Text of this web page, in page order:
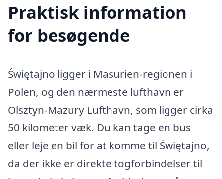
Praktisk information
for besøgende
Świętajno ligger i Masurien-regionen i
Polen, og den nærmeste lufthavn er
Olsztyn-Mazury Lufthavn, som ligger cirka
50 kilometer væk. Du kan tage en bus
eller leje en bil for at komme til Świętajno,
da der ikke er direkte togforbindelser til